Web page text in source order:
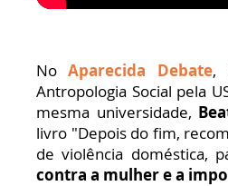
NoAparecida Debate,
Antropologia Social pela
mesma universidade,
livro "Depois do fim,
de violência doméstica,
contra a mulher e a